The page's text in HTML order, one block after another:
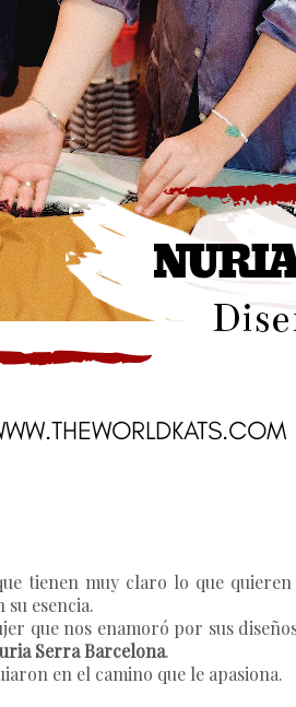
tienen muy claro lo que
esencia.
que nos enamoró por sus
Serra Barcelona.
en el camino que le apasiona.